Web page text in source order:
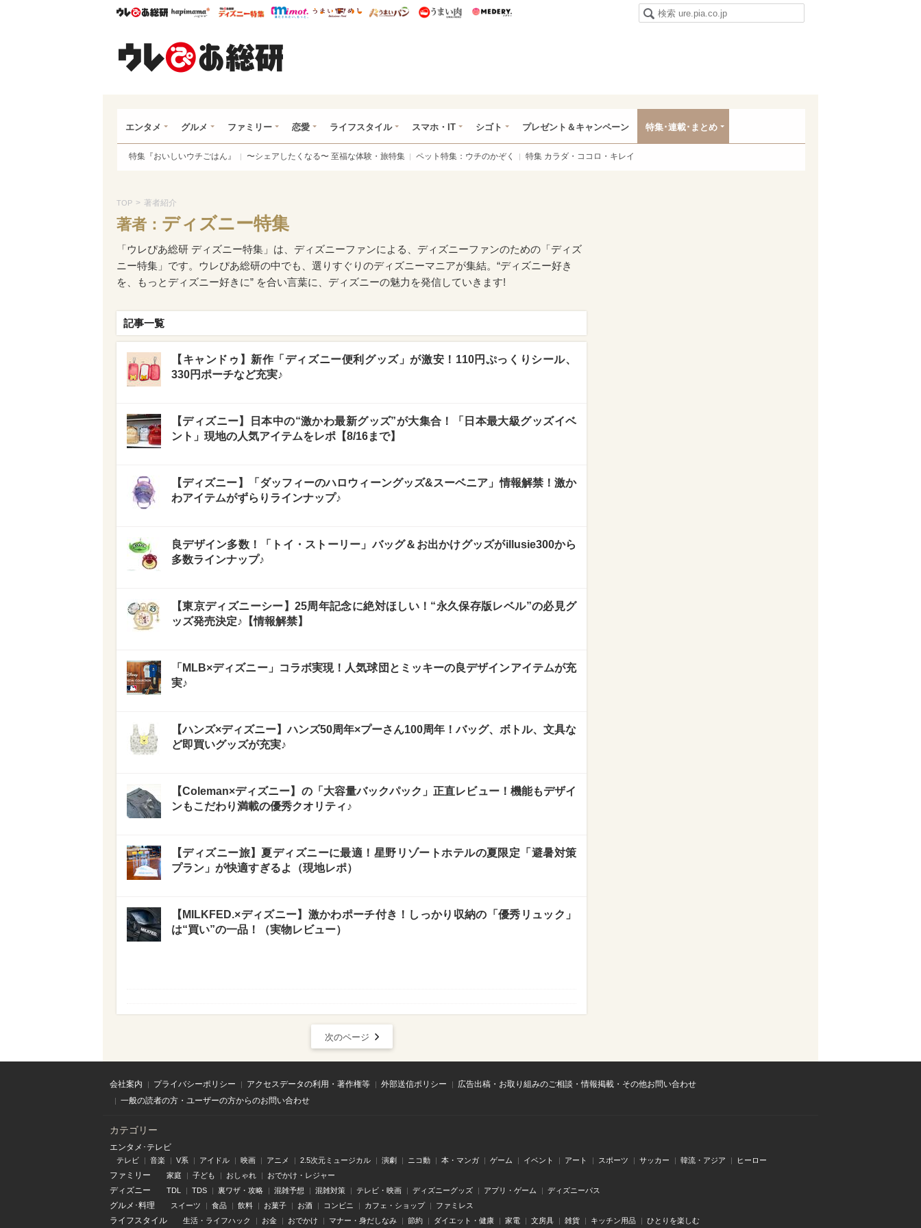
ウレぴあ総研ハピママ* ウレぴあ総研 ディズニー特集
mimot. うまいめし うまいパン うまい肉
エンタメ グルメ ファミリー 恋愛 ライフスタイル スマホ・IT シゴト プレゼント＆キャンペーン 特集･連載･まとめ
特集『おいしいウチごはん』 〜シェアしたくなる〜 至福な体験・旅特集 ペット特集：ウチのかぞく 特集 カラダ・ココロ・キレイ
TOP > 著者紹介
著者： ディズニー特集
「ウレぴあ総研 ディズニー特集」は、ディズニーファンによる、ディズニーファンのための「ディズ
ニー特集」です。ウレぴあ総研の中でも、選りすぐりのディズニーマニアが集結。“ディズニー好き
を、もっとディズニー好きに” を合い言葉に、ディズニーの魅力を発信していきます!
記事一覧
【キャンドゥ】新作「ディズニー便利グッズ」が激安！110円ぷっくりシール、
330円ポーチなど充実♪
【ディズニー】日本中の“激かわ最新グッズ”が大集合！「日本最大級グッズイベ
ント」現地の人気アイテムをレポ【8/16まで】
【ディズニー】「ダッフィーのハロウィーングッズ&スーベニア」情報解禁！激か
わアイテムがずらりラインナップ♪
良デザイン多数！「トイ・ストーリー」バッグ＆お出かけグッズがillusie300から
多数ラインナップ♪
【東京ディズニーシー】25周年記念に絶対ほしい！“永久保存版レベル”の必見グ
ッズ発売決定♪【情報解禁】
「MLB×ディズニー」コラボ実現！人気球団とミッキーの良デザインアイテムが充
実♪
【ハンズ×ディズニー】ハンズ50周年×プーさん100周年！バッグ、ボトル、文具な
ど即買いグッズが充実♪
【Coleman×ディズニー】の「大容量バックパック」正直レビュー！機能もデザイ
ンもこだわり満載の優秀クオリティ♪
【ディズニー旅】夏ディズニーに最適！星野リゾートホテルの夏限定「避暑対策
プラン」が快適すぎるよ（現地レポ）
【MILKFED.×ディズニー】激かわポーチ付き！しっかり収納の「優秀リュック」
は“買い”の一品！（実物レビュー）
次のページ
会社案内 プライバシーポリシー アクセスデータの利用・著作権等 外部送信ポリシー
広告出稿・お取り組みのご相談・情報掲載・その他お問い合わせ
一般の読者の方・ユーザーの方からのお問い合わせ
カテゴリー
エンタメ･テレビ
テレビ 音楽 V系 アイドル 映画 アニメ 2.5次元ミュージカル 演劇 ニコ動 本・マンガ ゲーム イベント アート スポーツ サッカー 韓流・アジア ヒーロー
ファミリー 家庭 子ども おしゃれ おでかけ・レジャー
ディズニー TDL TDS 裏ワザ・攻略 混雑予想 混雑対策 テレビ・映画 ディズニーグッズ アプリ・ゲーム ディズニーパス
グルメ･料理 スイーツ 食品 飲料 お菓子 お酒 コンビニ カフェ・ショップ ファミレス
ライフスタイル 生活・ライフハック お金 おでかけ マナー・身だしなみ 節約 ダイエット・健康 家電 文房具 雑貨 キッチン用品 ひとりを楽しむ